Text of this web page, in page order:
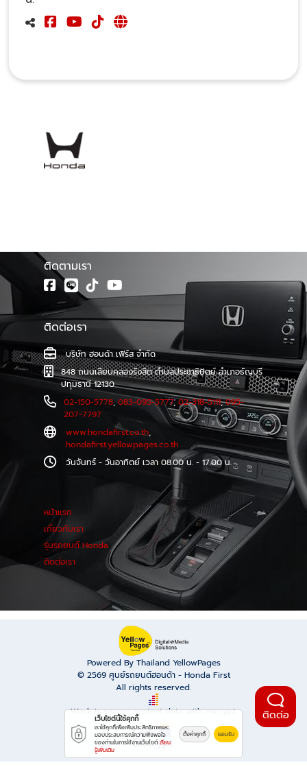
ติดตามเรา
ติดต่อเรา
บริษัท ฮอนด้า เฟิร์ส จำกัด
848 ถนนเลียบคลองรังสิต ตำบลประชาธิปัตย์ อำเภอธัญบุรี
ปทุมธานี 12130
02-150-5778,083-095-5777,02-318-5111,095-
207-7797
www.hondafirst.co.th,
hondafirst.yellowpages.co.th
วันจันทร์ - วันอาทิตย์ เวลา 08.00 น. - 17.00 น.
หน้าแรก
เกี่ยวกับเรา
รุ่นรถยนต์ Honda
ติดต่อเรา
Powered By Thailand YellowPages
© 2569 ศูนย์รถยนต์ฮอนด้า - Honda First
All rights reserved.
Work is secure protect data with encrypt.
ติดต่อ
เว็บไซต์นี้ใช้คุกกี้
เราใช้คุกกี้เพื่อเพิ่มประสิทธิภาพและ
มอบประสบการณ์ความพึงพอใจ
ของท่านในการใช้งานเว็บไซต์ เรียน
รู้เพิ่มเติม
ตั้งค่าคุกกี้ ยอมรับ